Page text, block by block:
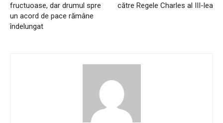
fructuoase, dar drumul spre
un acord de pace rămâne
îndelungat
către Regele Charles al III-lea